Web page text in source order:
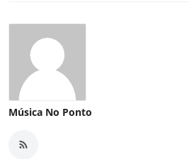
Música No Ponto